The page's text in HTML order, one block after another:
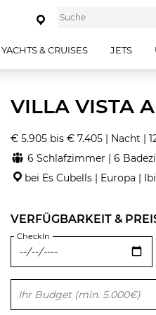
YACHTS & CRUISES JETS
VILLA VISTA
€ 5.905 bis € 7.405 | Nacht |
6 Schlafzimmer | 6
bei Es Cubells | Europa |
VERFÜGBARKEIT &
CheckIn
Bitte lasse dieses Feld leer.